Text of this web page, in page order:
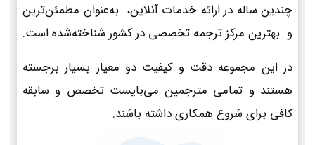
چندین ساله در ارائه خدمات آنلاین، به‌عنوان مطمئن‌ترین
و بهترین مرکز ترجمه تخصصی در کشور شناخته‌شده است.
در این مجموعه دقت و کیفیت دو معیار بسیار برجسته
هستند و تمامی مترجمین می‌بایست تخصص و سابقه
کافی برای شروع همکاری داشته باشند.